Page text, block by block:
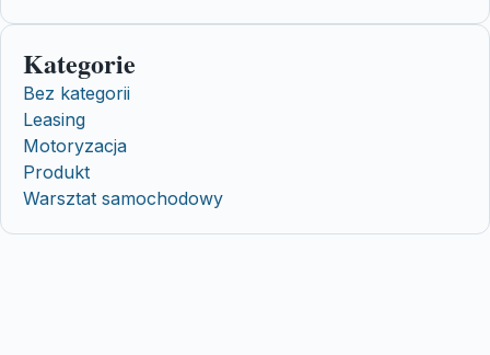
Kategorie
Bez kategorii
Leasing
Motoryzacja
Produkt
Warsztat samochodowy